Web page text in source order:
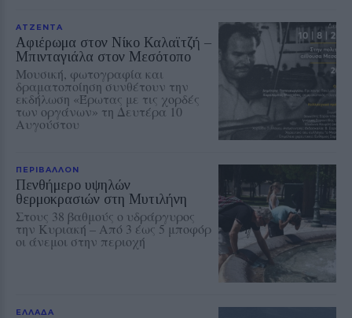
ΑΤΖΕΝΤΑ
Αφιέρωμα στον Νίκο Καλαϊτζή –
Μπινταγιάλα στον Μεσότοπο
Μουσική, φωτογραφία και
δραματοποίηση συνθέτουν την
εκδήλωση «Έρωτας με τις χορδές
των οργάνων» τη Δευτέρα 10
Αυγούστου
ΠΕΡΙΒΑΛΛΟΝ
Πενθήμερο υψηλών
θερμοκρασιών στη Μυτιλήνη
Στους 38 βαθμούς ο υδράργυρος
την Κυριακή – Από 3 έως 5 μποφόρ
οι άνεμοι στην περιοχή
ΕΛΛΑΔΑ